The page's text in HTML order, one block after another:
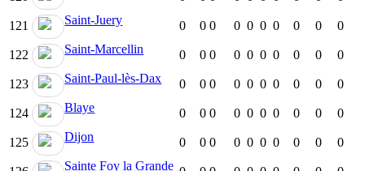
121 Saint-Juery 0 0 0 0 0 0 0 0 0 0
122 Saint-Marcellin 0 0 0 0 0 0 0 0 0 0
123 Saint-Paul-lès-Dax 0 0 0 0 0 0 0 0 0 0
124 Blaye 0 0 0 0 0 0 0 0 0 0
125 Dijon 0 0 0 0 0 0 0 0 0 0
Sainte Foy la Grande